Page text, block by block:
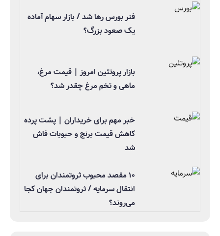
فنر بورس رها شد / بازار سهام آماده
یک صعود بزرگ؟
بازار پروتئین امروز | قیمت مرغ،
ماهی و تخم مرغ چقدر شد؟
خبر مهم برای خریداران | پشت پرده
کاهش قیمت برنج و حبوبات فاش
شد
۱۰ مقصد محبوب ثروتمندان برای
انتقال سرمایه / ثروتمندان جهان کجا
می‌روند؟